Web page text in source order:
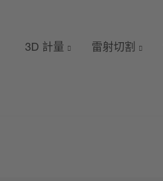
3D 計量 雷射切割